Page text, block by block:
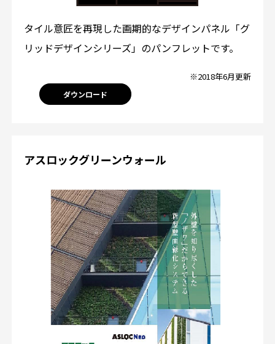
タイル意匠を再現した画期的なデザインパネル「グ
リッドデザインシリーズ」のパンフレットです。
※2018年6月更新
ダウンロード
アスロックグリーンウォール